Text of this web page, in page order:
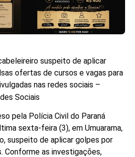
suspeito de aplicar
ofertas de cursos e vagas para
nas redes sociais –
Sociais
pela Polícia Civil do Paraná
sexta-feira (3), em Umuarama,
suspeito de aplicar golpes por
Conforme as investigações,